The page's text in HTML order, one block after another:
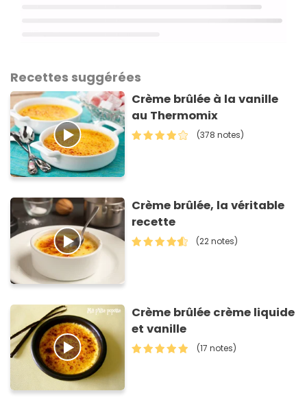
Recettes suggérées
Crème brûlée à la vanille
au Thermomix
(378 notes)
Crème brûlée, la véritable
recette
(22 notes)
Crème brûlée crème liquide
et vanille
(17 notes)